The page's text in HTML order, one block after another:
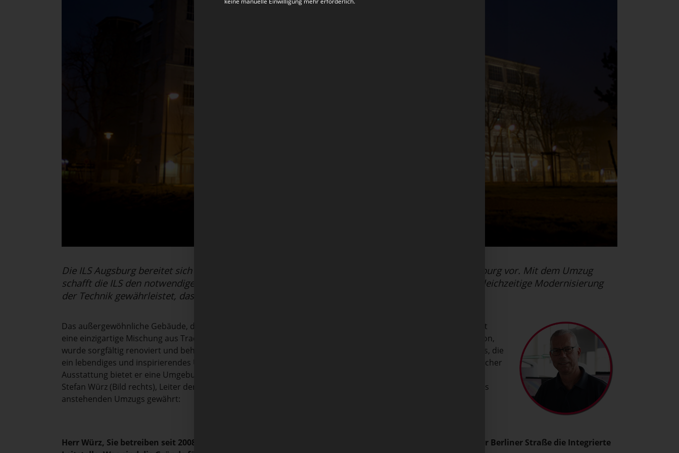
Die ILS Augsburg bereitet sich auf einen spannenden Neuanfang im historischen Glaspalast Augsburg vor. Mit dem Umzug
schafft die ILS den notwendigen Platz für die wachsende Anzahl an Notrufen und Einsätzen. Die gleichzeitige Modernisierung
der Technik gewährleistet, dass auch in Zukunft schnell und zuverlässig geholfen werden kann.
Das außergewöhnliche Gebäude, das durch seine markante Glasarchitektur und offenen Räume besticht, bietet
eine einzigartige Mischung aus Tradition und Moderne. Der Glaspalast, einst ein Zentrum industrieller Innovation,
wurde sorgfältig renoviert und beherbergt heute eine Vielzahl von Unternehmen, Start-ups und kreativen Büros, die
ein lebendiges und inspirierendes Umfeld schaffen. Mit großzügigem Platzangebot und fortschrittlicher technischer
Ausstattung bietet er eine Umgebung, die perfekt auf die Bedürfnisse der ILS zugeschnitten ist.
Stefan Würz (Bild rechts), Leiter der ILS Augsburg, hat uns im Interview Einblick in die Hintergründe und Ziele des
anstehenden Umzugs gewährt:
Herr Würz, Sie betreiben seit 2008 das Amt für Brand- und Katastrophenschutz an der Feuerwache 1 in der Berliner Straße die Integrierte